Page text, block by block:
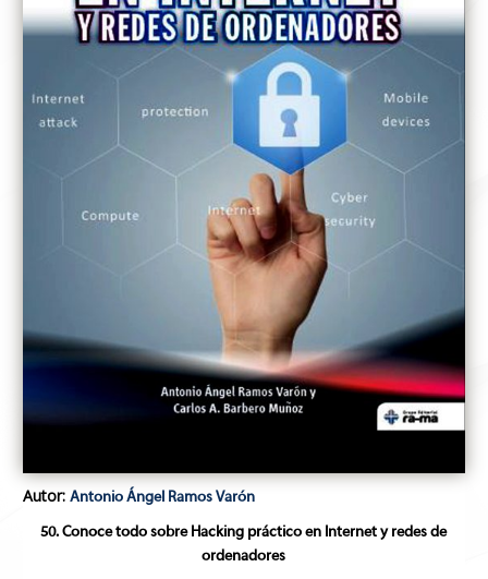
Autor:Antonio Ángel Ramos Varón
50. Conoce todo sobre Hacking práctico en Internet y redes de
ordenadores